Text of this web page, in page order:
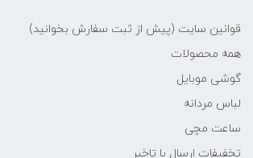
قوانین سایت (پیش از ثبت سفارش بخوانید)
همه محصولات
گوشی موبایل
لباس مردانه
ساعت مچی
تخفیفات ارسال با تاخیر